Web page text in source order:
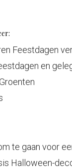
Feestdagen
en
te gaan voor
Halloween-